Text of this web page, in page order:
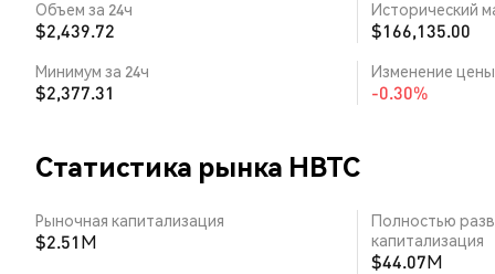
Объем за 24ч
$2,439.72
Исторический
$166,135.00
Минимум за 24ч
$2,377.31
Изменение цены
-0.30%
Статистика рынка HBTC
Рыночная капитализация
$2.51M
Полностью
капитализация
$44.07M